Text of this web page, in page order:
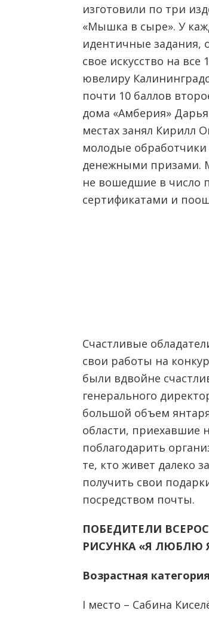
изготовили по три
«Мышка в сыре». У
идентичные задания,
свое искусство на
ювелиру
почти 10 баллов
дома «Амберия»
местах занял Кирилл
молодые
денежными призами.
не вошедшие в число
сертификатами и
Счастливые
свои работы на
были вдвойне
генерального
большой объем
области, приехавшие
поблагодарить
те, кто живет далеко
получить свои
посредством почты.
ПОБЕДИТЕЛИ
РИСУНКА «Я ЛЮБЛЮ
Возрастная
I место – Сабина